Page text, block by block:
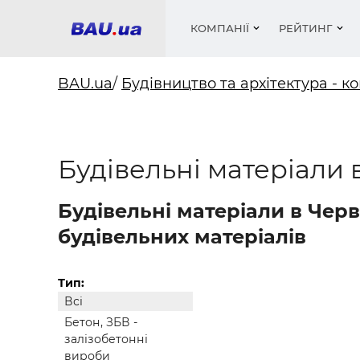
КОМПАНІЇ
Фарби,
РЕЙТИНГ
Медіа
Сипучі
цемент
BAU.ua/ Будівництво та архітектура -
Будівельні матеріали
Будівельні матеріали в
будівельних матеріалів
Тип:
Всі
Бетон, ЗБВ -
залізобетонні
вироби